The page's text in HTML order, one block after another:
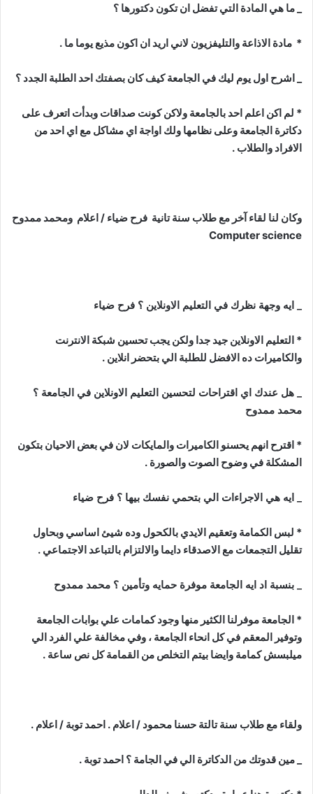
_ ما هي المادة التي تفضل ان تكون دكتورها ؟
* مادة الاذاعة والتليفزيون لاني اريد ان اكون مذيع يوما ما .
_ اشرح اول يوم ليك في الجامعة كيف كان بصفتك احد الطلبة الجدد ؟
* لم اكن اعلم احد بالجامعة ولاكن كونت صداقات وبدأت اتعرف على
دكاترة الجامعة وعلى نظامها ولك اواجة اي مشاكل مع اي احد من
الافراد والطلاب .
وكان لنا لقاء آخر مع طلاب سنة تانية فرح ضياء / اعلام ومحمد ممدوح
Computer science
_ ايه وجهة نظرك في التعليم الاونلاين ؟ فرح ضياء
* التعليم الاونلاين جيد جدا ولكن يجب تحسين شبكة الانترنت
والكاميرات ده الافضل للطلبة الي بتحضر انلاين .
_ هل عندك اي اقتراحات لتحسين التعليم الاونلاين في الجامعة ؟
محمد ممدوح
* اقترح انهم يحسنو الكاميرات والمايكات لان في بعض الاحيان بتكون
المشكلة في وضوح الصوت والصورة .
_ ايه هي الاجراءات الي بتحمي نفسك بيها ؟ فرح ضياء
* لبس الكمامة وتعقيم الايدي بالكحول وده شيئ اساسي وبحاول
تقليل التجمعات مع الاصدقاء دايما والالتزام بالتباعد الاجتماعي .
_ بنسبة اد ايه الجامعة موفرة حمايه وتأمين ؟ محمد ممدوح
* الجامعة موفرلنا الكثير منها وجود كمامات علي بوابات الجامعة
وتوفير المعقم في كل انحاء الجامعة ، وفي مخالفة علي الفرد الي
ميلبسش كمامة وايضا بيتم التخلص من القمامة كل نص ساعة .
ولقاء مع طلاب سنة تالتة حسنا محمود / اعلام . احمد توبة / اعلام .
_ مين قدوتك من الدكاترة الي في الجامة ؟ احمد توبة .